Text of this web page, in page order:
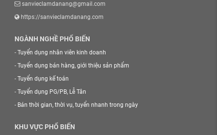
sanvieclamdanang@gmail.com
https://sanvieclamdanang.com
NGÀNH NGHỀ PHỔ BIẾN
- Tuyển dụng nhân viên kinh doanh
- Tuyển dụng bán hàng, giới thiệu sản phẩm
- Tuyển dụng kế toán
- Tuyển dụng PG/PB, Lễ Tân
- Bán thời gian, thời vụ, tuyển nhanh trong ngày
KHU VỰC PHỔ BIẾN